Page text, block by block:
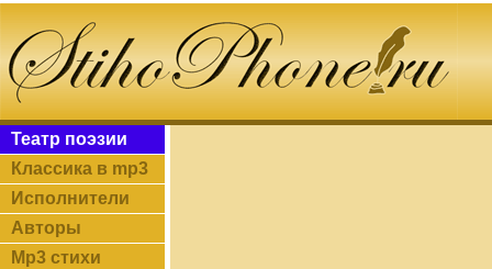
Театр поэзии
Классика в mp3
Исполнители
Авторы
Mp3 стихи